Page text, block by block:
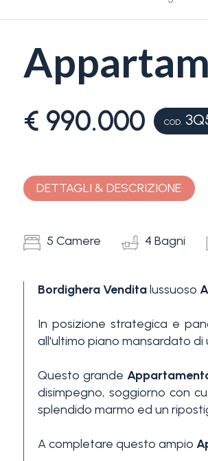
€ 990.000 COD.
DETTAGLI & DESCRIZIONE
5 Camere 4 Bagni
Bordighera Venditalussuoso
In posizione strategica e
all'ultimo piano mansardato
Questo grande
disimpegno, soggiorno con
splendido marmo ed un
A completare questo ampio
Camere
Qualsiasi
2
Altre
opzioni